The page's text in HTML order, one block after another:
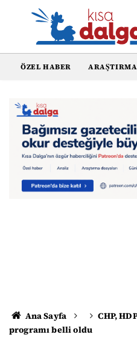
ÖZEL HABER ARAŞTIRMA
Ana Sayfa
CHP,
programı belli oldu